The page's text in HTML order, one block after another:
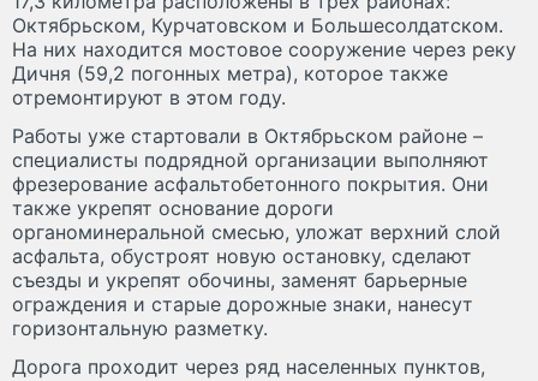
Октябрьском, Курчатовском и Большесолдатском.
На них находится мостовое сооружение через реку
Дичня (59,2 погонных метра), которое также
отремонтируют в этом году.
Работы уже стартовали в Октябрьском районе –
специалисты подрядной организации выполняют
фрезерование асфальтобетонного покрытия. Они
также укрепят основание дороги
органоминеральной смесью, уложат верхний слой
асфальта, обустроят новую остановку, сделают
съезды и укрепят обочины, заменят барьерные
ограждения и старые дорожные знаки, нанесут
горизонтальную разметку.
Дорога проходит через ряд населенных пунктов,